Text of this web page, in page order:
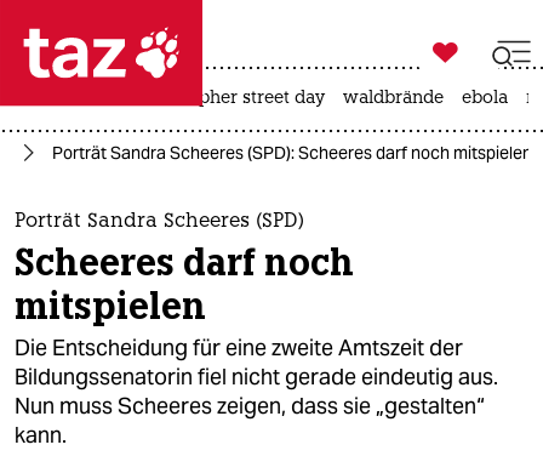
 taz zahl ich
taz zahl ich
themen
politik
öko
gesellschaft
kultur

taz zahl ich
christopher street day waldbrände ebola
Porträt Sandra Scheeres (SPD): Scheeres darf noch mitspielen
Porträt Sandra Scheeres (SPD)
Scheeres darf noch
mitspielen
Die Entscheidung für eine zweite Amtszeit der
Bildungssenatorin fiel nicht gerade eindeutig aus.
Nun muss Scheeres zeigen, dass sie „gestalten“
kann.